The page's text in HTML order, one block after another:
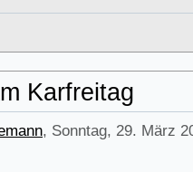
Karfreitag
, Sonntag, 29. März